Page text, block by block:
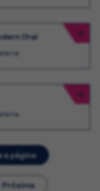
Oral
a página
Próxima